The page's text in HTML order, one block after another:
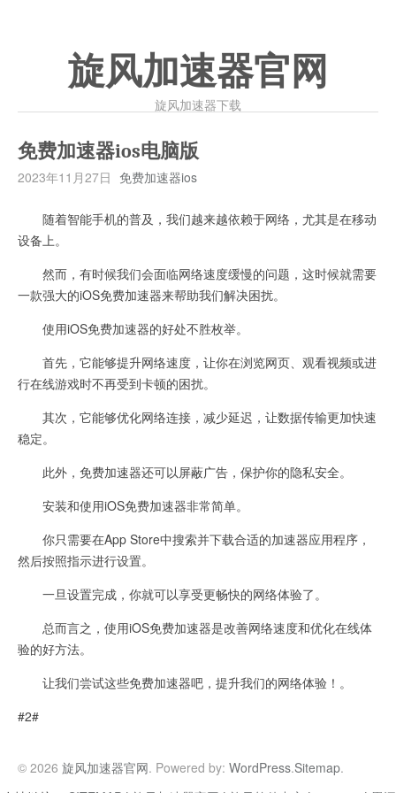
旋风加速器官网
旋风加速器下载
免费加速器ios电脑版
2023年11月27日 免费加速器ios
随着智能手机的普及，我们越来越依赖于网络，尤其是在移动
设备上。
然而，有时候我们会面临网络速度缓慢的问题，这时候就需要
一款强大的iOS免费加速器来帮助我们解决困扰。
使用iOS免费加速器的好处不胜枚举。
首先，它能够提升网络速度，让你在浏览网页、观看视频或进
行在线游戏时不再受到卡顿的困扰。
其次，它能够优化网络连接，减少延迟，让数据传输更加快速
稳定。
此外，免费加速器还可以屏蔽广告，保护你的隐私安全。
安装和使用iOS免费加速器非常简单。
你只需要在App Store中搜索并下载合适的加速器应用程序，
然后按照指示进行设置。
一旦设置完成，你就可以享受更畅快的网络体验了。
总而言之，使用iOS免费加速器是改善网络速度和优化在线体
验的好方法。
让我们尝试这些免费加速器吧，提升我们的网络体验！。
#2#
© 2026 旋风加速器官网. Powered by: WordPress.Sitemap.